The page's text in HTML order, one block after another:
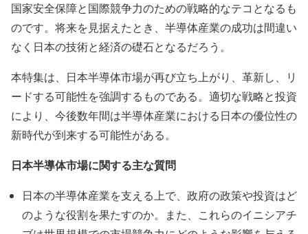
国家安全保障と国際競争力のための戦略的なテコとなるも
のです。将来を見据えたとき、半導体産業の成功は間違い
なく日本の技術と経済の礎石となるだろう。
本特集は、日本半導体市場が再び立ち上がり、革新し、リ
ードする可能性を強調するものである。適切な戦略と投資
により、今後数年間は半導体産業における日本の優位性の
新時代が到来する可能性がある。
日本半導体市場に関する主な質問
日本の半導体産業を支える上で、政府の政策や投資はど
のような役割を果たすのか。また、これらのイニシアチ